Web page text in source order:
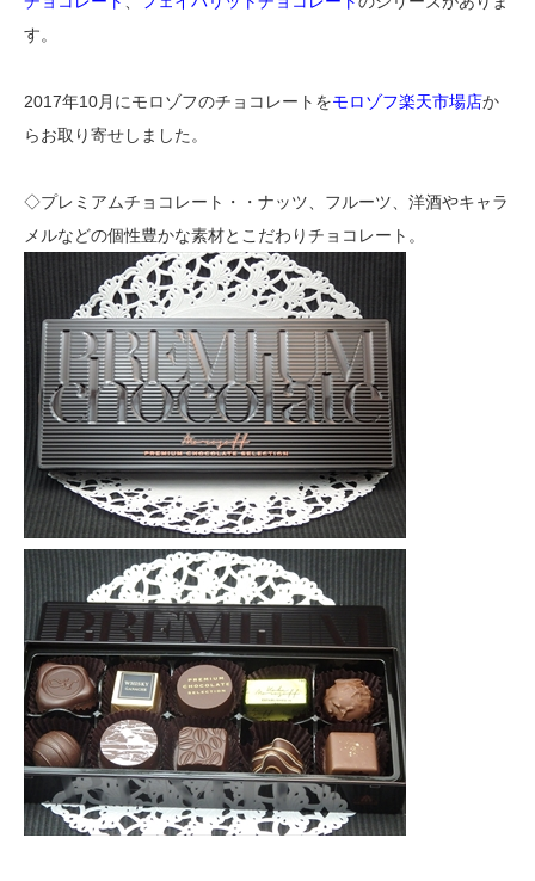
す。
2017年10月にモロゾフのチョコレートをモロゾフ楽天市場店か
らお取り寄せしました。
◇プレミアムチョコレート・・ナッツ、フルーツ、洋酒やキャラ
メルなどの個性豊かな素材とこだわりチョコレート。